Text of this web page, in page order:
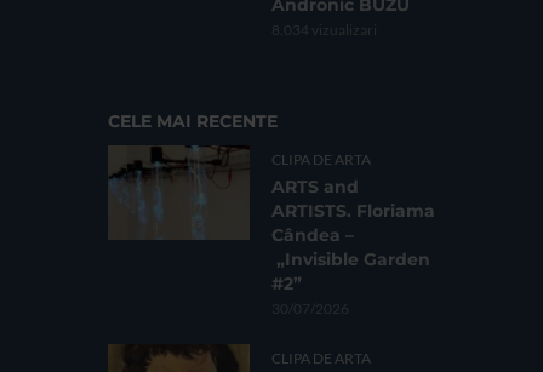
Andronic BUZU
8.034 vizualizari
CELE MAI RECENTE
CLIPA DE ARTA
ARTS and
ARTISTS. Floriama
Cândea –
„Invisible Garden
#2”
30/07/2026
CLIPA DE ARTA